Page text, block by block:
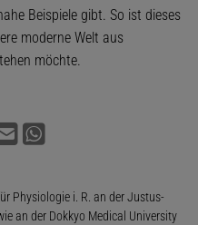
Beispiele gibt. So ist dieses
moderne Welt aus
möchte.
Physiologie i. R. an der Justus-
an der Dokkyo Medical University